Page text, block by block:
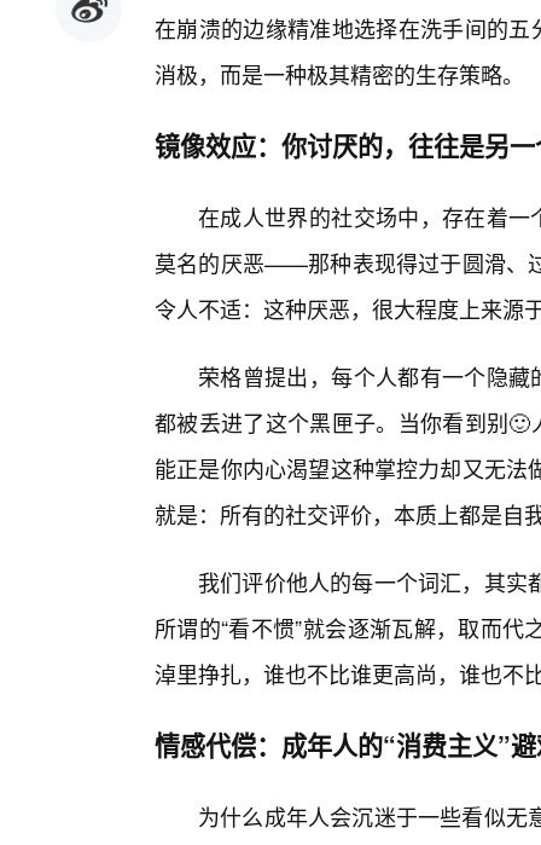
在崩溃的边缘精准地选择在洗手间的
消极，而是一种极其精密的生存策略。
镜像效应：你讨厌的，往往是另
在成人世界的社交场中，存在着一
莫名的厌恶——那种表现得过于圆滑、
令人不适：这种厌恶，很大程度上来源
荣格曾提出，每个人都有一个隐藏
都被丢进了这个黑匣子。当你看到别
能正是你内心渴望这种掌控力却又无
就是：所有的社交评价，本质上都是自
我们评价他人的每一个词汇，其
所谓的“看不惯”就会逐渐瓦解，取而
淖里挣扎，谁也不比谁更高尚，谁也不
情感代偿：成年人的“消费主义”
为什么成年人会沉迷于一些看似